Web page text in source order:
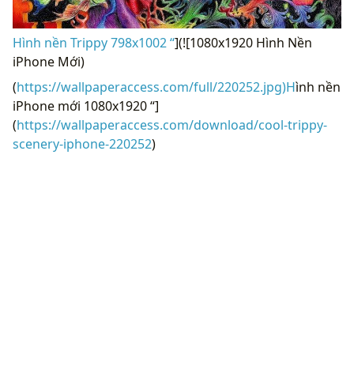
Hình nền Trippy 798x1002 “](![1080x1920 Hình Nền
iPhone Mới)
(https://wallpaperaccess.com/full/220252.jpg)Hình nền
iPhone mới 1080x1920 “]
(https://wallpaperaccess.com/download/cool-trippy-
scenery-iphone-220252)